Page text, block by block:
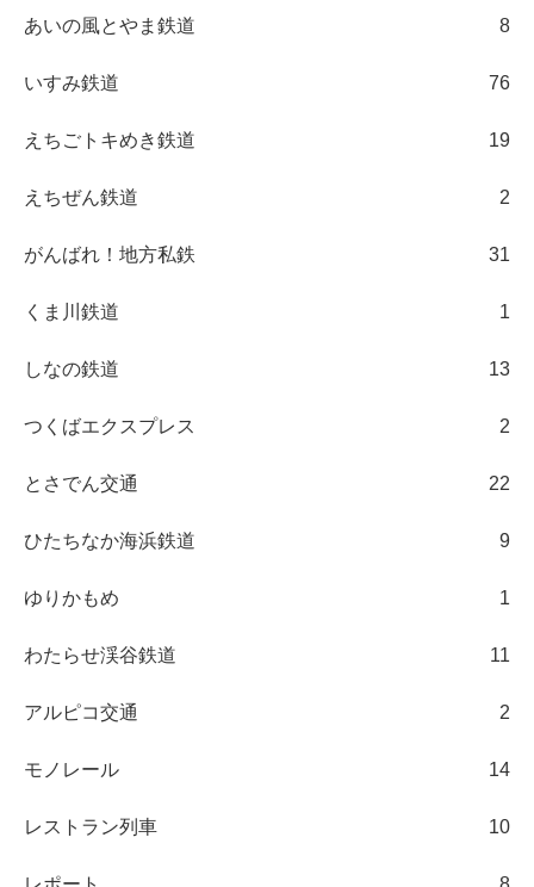
あいの風とやま鉄道 8
いすみ鉄道 76
えちごトキめき鉄道 19
えちぜん鉄道 2
がんばれ！地方私鉄 31
くま川鉄道 1
しなの鉄道 13
つくばエクスプレス 2
とさでん交通 22
ひたちなか海浜鉄道 9
ゆりかもめ 1
わたらせ渓谷鉄道 11
アルピコ交通 2
モノレール 14
レストラン列車 10